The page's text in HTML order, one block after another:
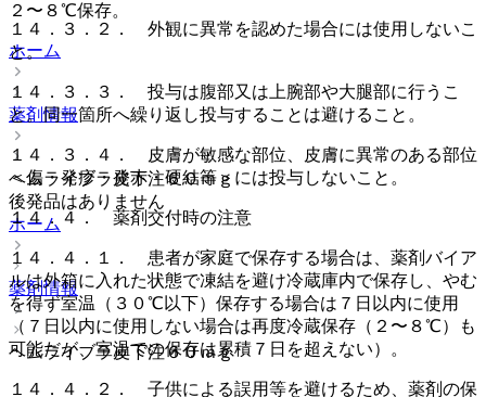
２〜８℃保存。
ホーム
薬剤情報
ヘムライブラ皮下注６０ｍｇ
後発品はありません
ホーム
薬剤情報
ヘムライブラ皮下注６０ｍｇ
１４．３．２． 外観に異常を認めた場合には使用しないこ
と。
１４．３．３． 投与は腹部又は上腕部や大腿部に行うこ
と。同一箇所へ繰り返し投与することは避けること。
１４．３．４． 皮膚が敏感な部位、皮膚に異常のある部位
＜傷・発疹・発赤・硬結等＞には投与しないこと。
１４．４． 薬剤交付時の注意
１４．４．１． 患者が家庭で保存する場合は、薬剤バイア
ルは外箱に入れた状態で凍結を避け冷蔵庫内で保存し、やむ
を得ず室温（３０℃以下）保存する場合は７日以内に使用
（７日以内に使用しない場合は再度冷蔵保存（２〜８℃）も
可能だが、室温での保存は累積７日を超えない）。
１４．４．２． 子供による誤用等を避けるため、薬剤の保